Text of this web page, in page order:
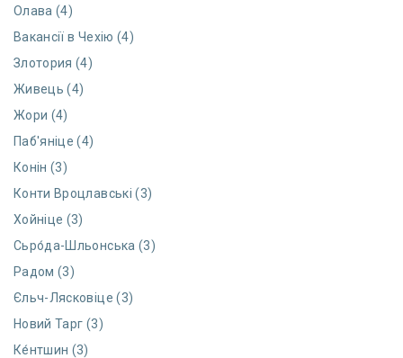
Олава (4)
Вакансії в Чехію (4)
Злотория (4)
Живець (4)
Жори (4)
Паб'яніце (4)
Конін (3)
Конти Вроцлавські (3)
Хойніце (3)
Сьро́да-Шльонська (3)
Радом (3)
Єльч-Лясковіце (3)
Новий Тарг (3)
Ке́нтшин (3)